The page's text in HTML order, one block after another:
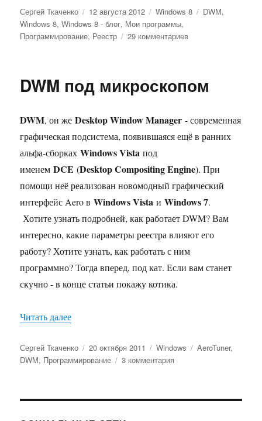
Автор
Сергей Ткаченко Опубликовано
12 августа 2012 Рубрики
Windows 8 Метки
DWM,
Windows 8,Windows 8 - блог, Мои программы,
Программирование, Реестр 29 комментариевк
окон
или
DWM
DWM под микроскопом
DWM, он жеDesktop Window Manager - современная
графическая подсистема, появившаяся ещё в ранних
альфа-сборкахWindows Vista под
именемDCE (Desktop Compositing Engine). При
помощи неё реализован новомодный графический
интерфейс Aero вWindows Vista иWindows 7.
Хотите узнать подробней, как работает DWM? Вам
интересно, какие параметры реестра влияют его
работу? Хотите узнать, как работать с ним
программно? Тогда вперед, под кат. Если вам станет
скучно - в конце статьи покажу котика.
Читать далее«DWM под микроскопом»
Автор
Сергей Ткаченко Опубликовано
20 октября 2011 Рубрики
Windows Метки
AeroTuner,
DWM, Программирование 3 комментария
под